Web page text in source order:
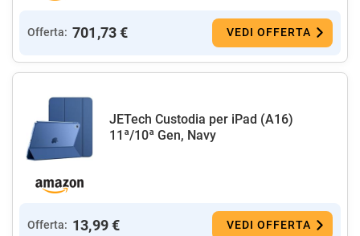
Offerta: 701,73 € VEDI OFFERTA
JETech Custodia per iPad (A16)
11ª/10ª Gen, Navy
Offerta: 13,99 € VEDI OFFERTA